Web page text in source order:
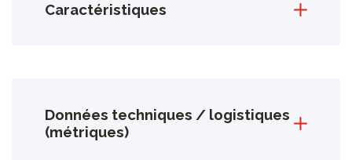
Caractéristiques
Données techniques / logistiques
(métriques)